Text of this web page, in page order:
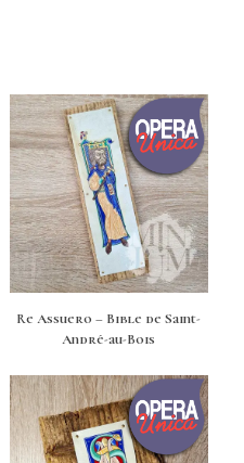
Re Assuero – Bible de Saint-
André-au-Bois